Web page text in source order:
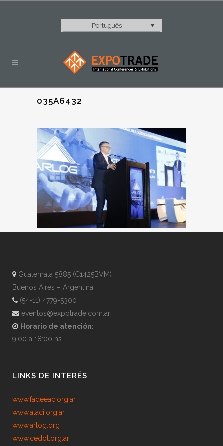
Português
035A6432
Guatemala 5885 (C1425BVM)
Buenos Aires – Argentina
(54-11) 4779-5300
eventos@expotrade.com.ar
Horario de atención:
9:00 a 18:00 hs.
LINKS DE INTERÉS
www.fadeeac.org.ar
www.ataci.org.ar
www.arlog.org
www.cedol.org.ar